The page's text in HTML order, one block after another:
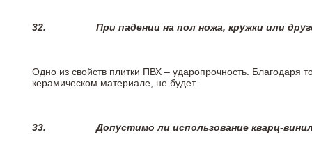
32. При падении на пол ножа, кружки или
Одно из свойств плитки ПВХ – ударопрочность. Благодаря
керамическом материале, не будет.
33.Допустимо ли использование кварц-